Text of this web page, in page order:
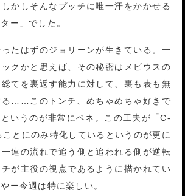
かしそんなプッチに唯一汗をかかせる
ー」でした。
たはずのジョリーンが生きている。一
クかと思えば、その秘密はメビウスの
てを裏返す能力に対して、裏も表も無
る……このトンチ、めちゃめちゃ好きで
いうのが非常にベネ。この工夫が「C-
とにのみ特化しているというのが更に
連の流れで追う側と追われる側が逆転
が主役の視点であるように描かれてい
ー今週は特に楽しい。